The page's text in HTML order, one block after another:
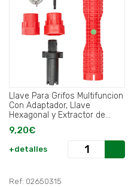
Llave Para Grifos Multifuncion
Con Adaptador, Llave
Hexagonal y Extractor de
Tornillos.
9,20€
+detalles
Ref: 02650315